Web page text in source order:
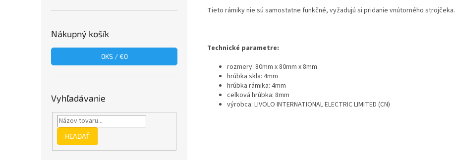
Nákupný košík
0KS /€0
Vyhľadávanie
HĽADAŤ
Tieto rámiky nie sú samostatne funkčné, vyžadujú si pridanie vnútorného strojčeka.
Technické parametre:
rozmery: 80mm x 80mm x 8mm
hrúbka skla: 4mm
hrúbka rámika: 4mm
celková hrúbka: 8mm
výrobca: LIVOLO INTERNATIONAL ELECTRIC LIMITED (CN)